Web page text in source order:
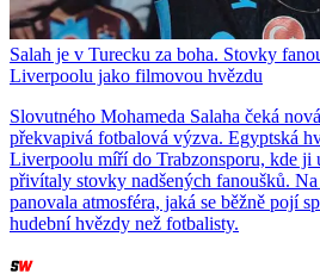
Salah je v Turecku za boha. Stovky
Liverpoolu jako filmovou hvězdu
Slovutného Mohameda Salaha čeká
překvapivá fotbalová výzva. Egyptská
Liverpoolu míří do Trabzonsporu, kde ji
přivítaly stovky nadšených fanoušků.
panovala atmosféra, jaká se běžně pojí
hudební hvězdy než fotbalisty.